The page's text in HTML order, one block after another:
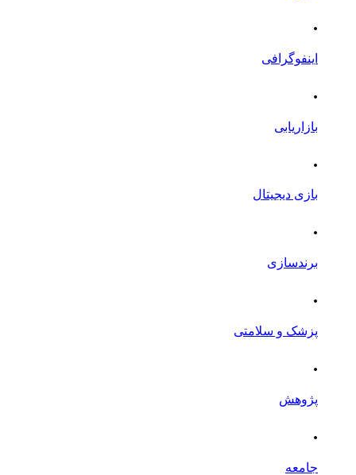
.
اینفوگرافی
.
بازاریابی
.
بازی دیجیتال
.
برندسازی
.
پزشک و سلامتی
.
پژوهش
.
جامعه